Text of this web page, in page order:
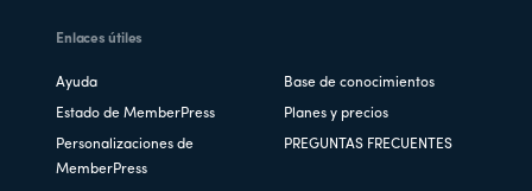
Enlaces útiles
Ayuda Base de conocimientos
Estado de MemberPress Planes y precios
Personalizaciones de
MemberPress
PREGUNTAS FRECUENTES